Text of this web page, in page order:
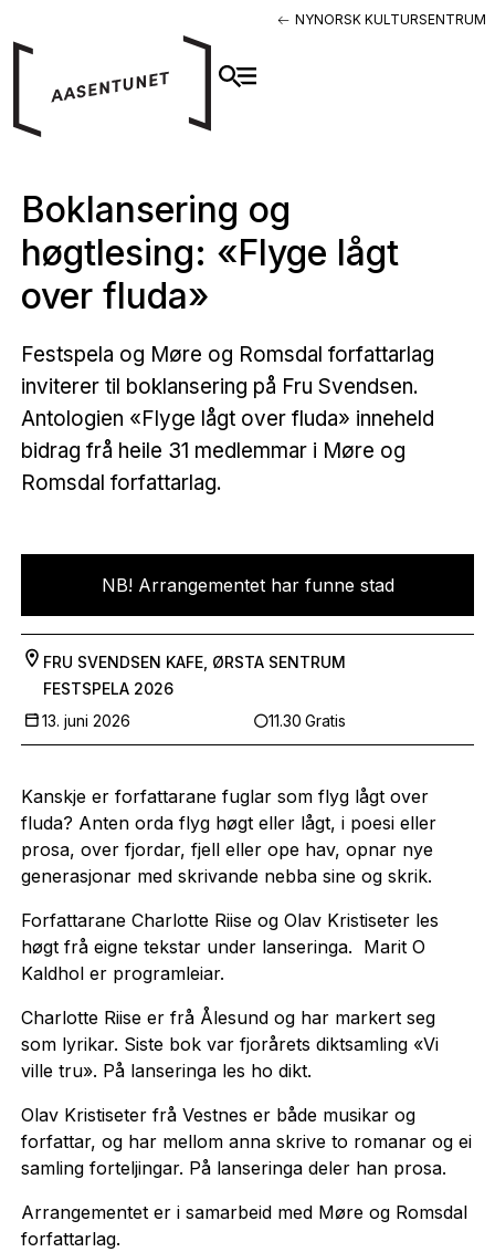
NYNORSK KULTURSENTRUM
Boklansering og
høgtlesing: «Flyge lågt
over fluda»
Festspela og Møre og Romsdal forfattarlag
inviterer til boklansering på Fru Svendsen.
Antologien «Flyge lågt over fluda» inneheld
bidrag frå heile 31 medlemmar i Møre og
Romsdal forfattarlag.
NB! Arrangementet har funne stad
FRU SVENDSEN KAFE, ØRSTA SENTRUM
FESTSPELA 2026
13. juni 2026
11.30 Gratis
Kanskje er forfattarane fuglar som flyg lågt over
fluda? Anten orda flyg høgt eller lågt, i poesi eller
prosa, over fjordar, fjell eller ope hav, opnar nye
generasjonar med skrivande nebba sine og skrik.
Forfattarane Charlotte Riise og Olav Kristiseter les
høgt frå eigne tekstar under lanseringa. Marit O
Kaldhol er programleiar.
Charlotte Riise er frå Ålesund og har markert seg
som lyrikar. Siste bok var fjorårets diktsamling «Vi
ville tru». På lanseringa les ho dikt.
Olav Kristiseter frå Vestnes er både musikar og
forfattar, og har mellom anna skrive to romanar og ei
samling forteljingar. På lanseringa deler han prosa.
Arrangementet er i samarbeid med Møre og Romsdal
forfattarlag.